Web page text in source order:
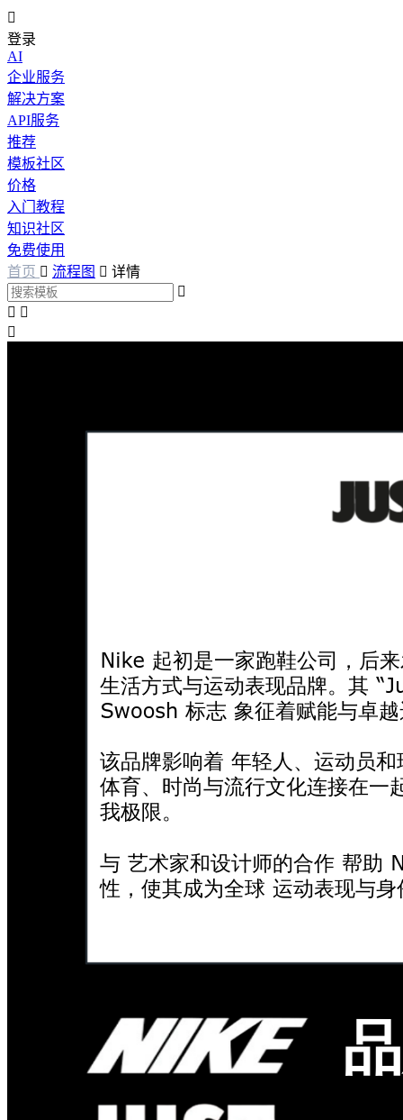

登录
AI
企业服务
解决方案
API服务
推荐
模板社区
价格
入门教程
知识社区
免费使用
首页  流程图  详情

 
